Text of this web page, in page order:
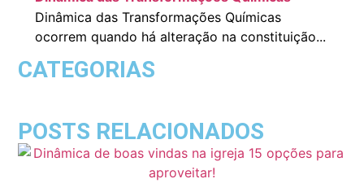
Dinâmica das Transformações Químicas
ocorrem quando há alteração na constituição...
CATEGORIAS
POSTS RELACIONADOS